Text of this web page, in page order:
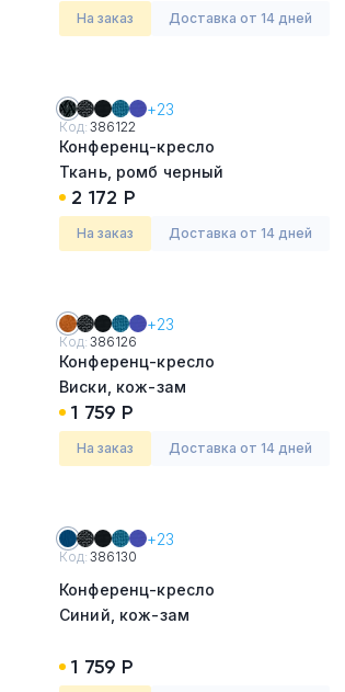
На заказ Доставка от 14 дней
+23
Код:386122
Конференц-кресло
Ткань, ромб черный
2 172 Р
На заказ Доставка от 14 дней
+23
Код:386126
Конференц-кресло
Виски, кож-зам
1 759 Р
На заказ Доставка от 14 дней
+23
Код:386130
Конференц-кресло
Синий, кож-зам
1 759 Р